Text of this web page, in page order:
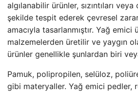
algılanabilir ürünler, sızıntıları
şekilde tespit ederek çevresel
amacıyla tasarlanmıştır. Yağ emici
malzemelerden üretilir ve yaygın
ürünler genellikle şunlardan biri
Pamuk, polipropilen, selüloz,
gibi materyaller. Yağ emici pedler,